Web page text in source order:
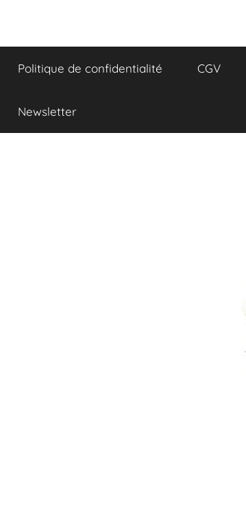
contenu
Réflexions
et
Gourmandises
Politique de confidentialité CGV
Newsletter